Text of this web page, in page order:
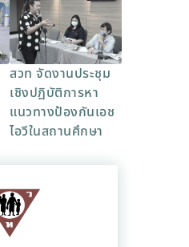
สวท จัดงานประชุม
เชิงปฏิบัติการหา
แนวทางป้องกันเอช
ไอวีในสถานศึกษา